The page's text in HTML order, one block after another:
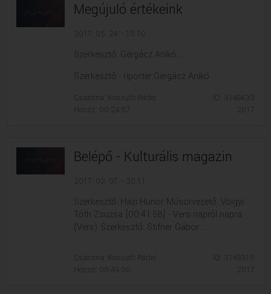
Megújuló értékeink
2017. 05. 24. - 15:10
Szerkesztő: Gergácz Anikó ...
Szerkesztő - riporter:Gergácz Anikó
Csatorna: Kossuth Rádió
Hossz: 00:24:57
ID: 3148433
2017
Belépő - Kulturális magazin
2017. 02. 07. - 20:11
Szerkesztő: Házi Hunor Műsorvezető: Völgyi
Tóth Zsuzsa [00:41:58] - Vers napról napra
(Vers) Szerkesztő: Stifner Gábor ...
Csatorna: Kossuth Rádió
Hossz: 00:49:00
ID: 3148315
2017